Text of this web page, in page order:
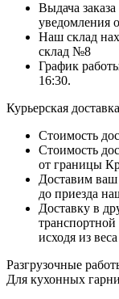
Выдача
уведомления
Наш склад
склад №8
График
16:30.
Курьерская доставка
Стоимость
Стоимость
от границы
Доставим ваш
до приезда
Доставку в
транспортной
исходя из
Разгрузочные
Для кухонных